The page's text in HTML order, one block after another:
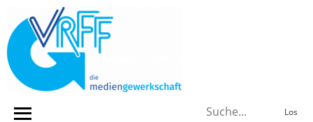
content
Los